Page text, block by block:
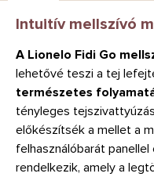
Intuitív mellszívó
A Lionelo Fidi Go
lehetővé teszi a tej
természetes
tényleges
előkészítsék a mellet a
felhasználóbarát
rendelkezik, amely a